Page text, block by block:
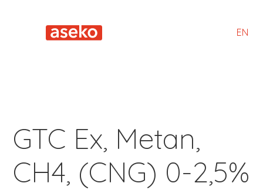
EN
GTC Ex, Metan,
CH4, (CNG) 0-2,5%